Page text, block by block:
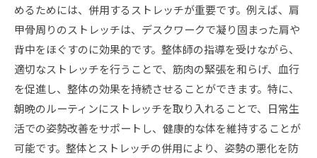
めるためには、併用するストレッチが重要です。例えば、肩
甲骨周りのストレッチは、デスクワークで凝り固まった肩や
背中をほぐすのに効果的です。整体師の指導を受けながら、
適切なストレッチを行うことで、筋肉の緊張を和らげ、血行
を促進し、整体の効果を持続させることができます。特に、
朝晩のルーティンにストレッチを取り入れることで、日常生
活での姿勢改善をサポートし、健康的な体を維持することが
可能です。整体とストレッチの併用により、姿勢の悪化を防